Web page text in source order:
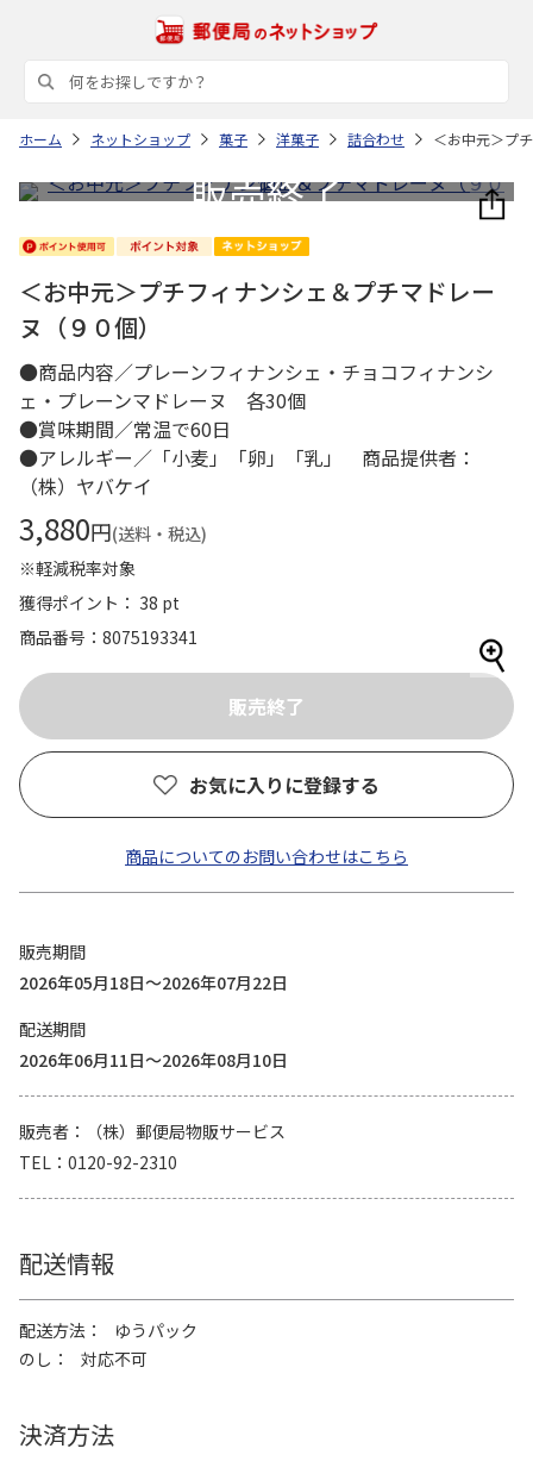
ホーム ネットショップ 菓子 洋菓子 詰合わせ ＜お中元＞プ
＜お中元＞プチフィナンシェ＆プチマドレー
ヌ（９０個）
●商品内容／プレーンフィナンシェ・チョコフィナンシ
ェ・プレーンマドレーヌ 各30個
●賞味期間／常温で60日
●アレルギー／「小麦」「卵」「乳」 商品提供者：
（株）ヤバケイ
3,880円(送料・税込)
※軽減税率対象
獲得ポイント： 38 pt
商品番号
8075193341
お気に入りに登録する
商品についてのお問い合わせはこちら
販売期間
2026年05月18日～2026年07月22日
配送期間
2026年06月11日～2026年08月10日
販売者
（株）郵便局物販サービス
TEL
0120-92-2310
配送情報
配送方法
ゆうパック
のし
対応不可
決済方法